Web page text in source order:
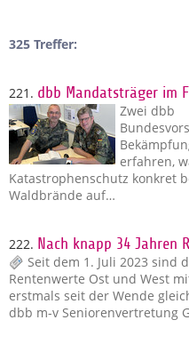
325 Treffer:
221. dbb Mandatsträger im
Zwei dbb
erfahren,
Katastrophenschutz konkret
Waldbrände auf…
222. Nach knapp 34 Jahren
Seit dem 1. Juli 2023 sind
Rentenwerte Ost und West
erstmals seit der Wende
dbb m-v Seniorenvertretung